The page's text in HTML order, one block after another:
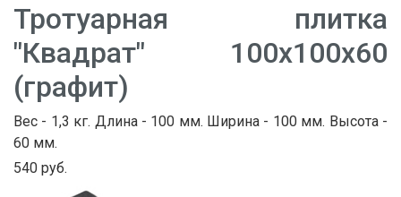
Тротуарная плитка
"Квадрат" 100х100х60
(графит)
Вес - 1,3 кг. Длина - 100 мм. Ширина - 100 мм. Высота -
60 мм.
540 руб.